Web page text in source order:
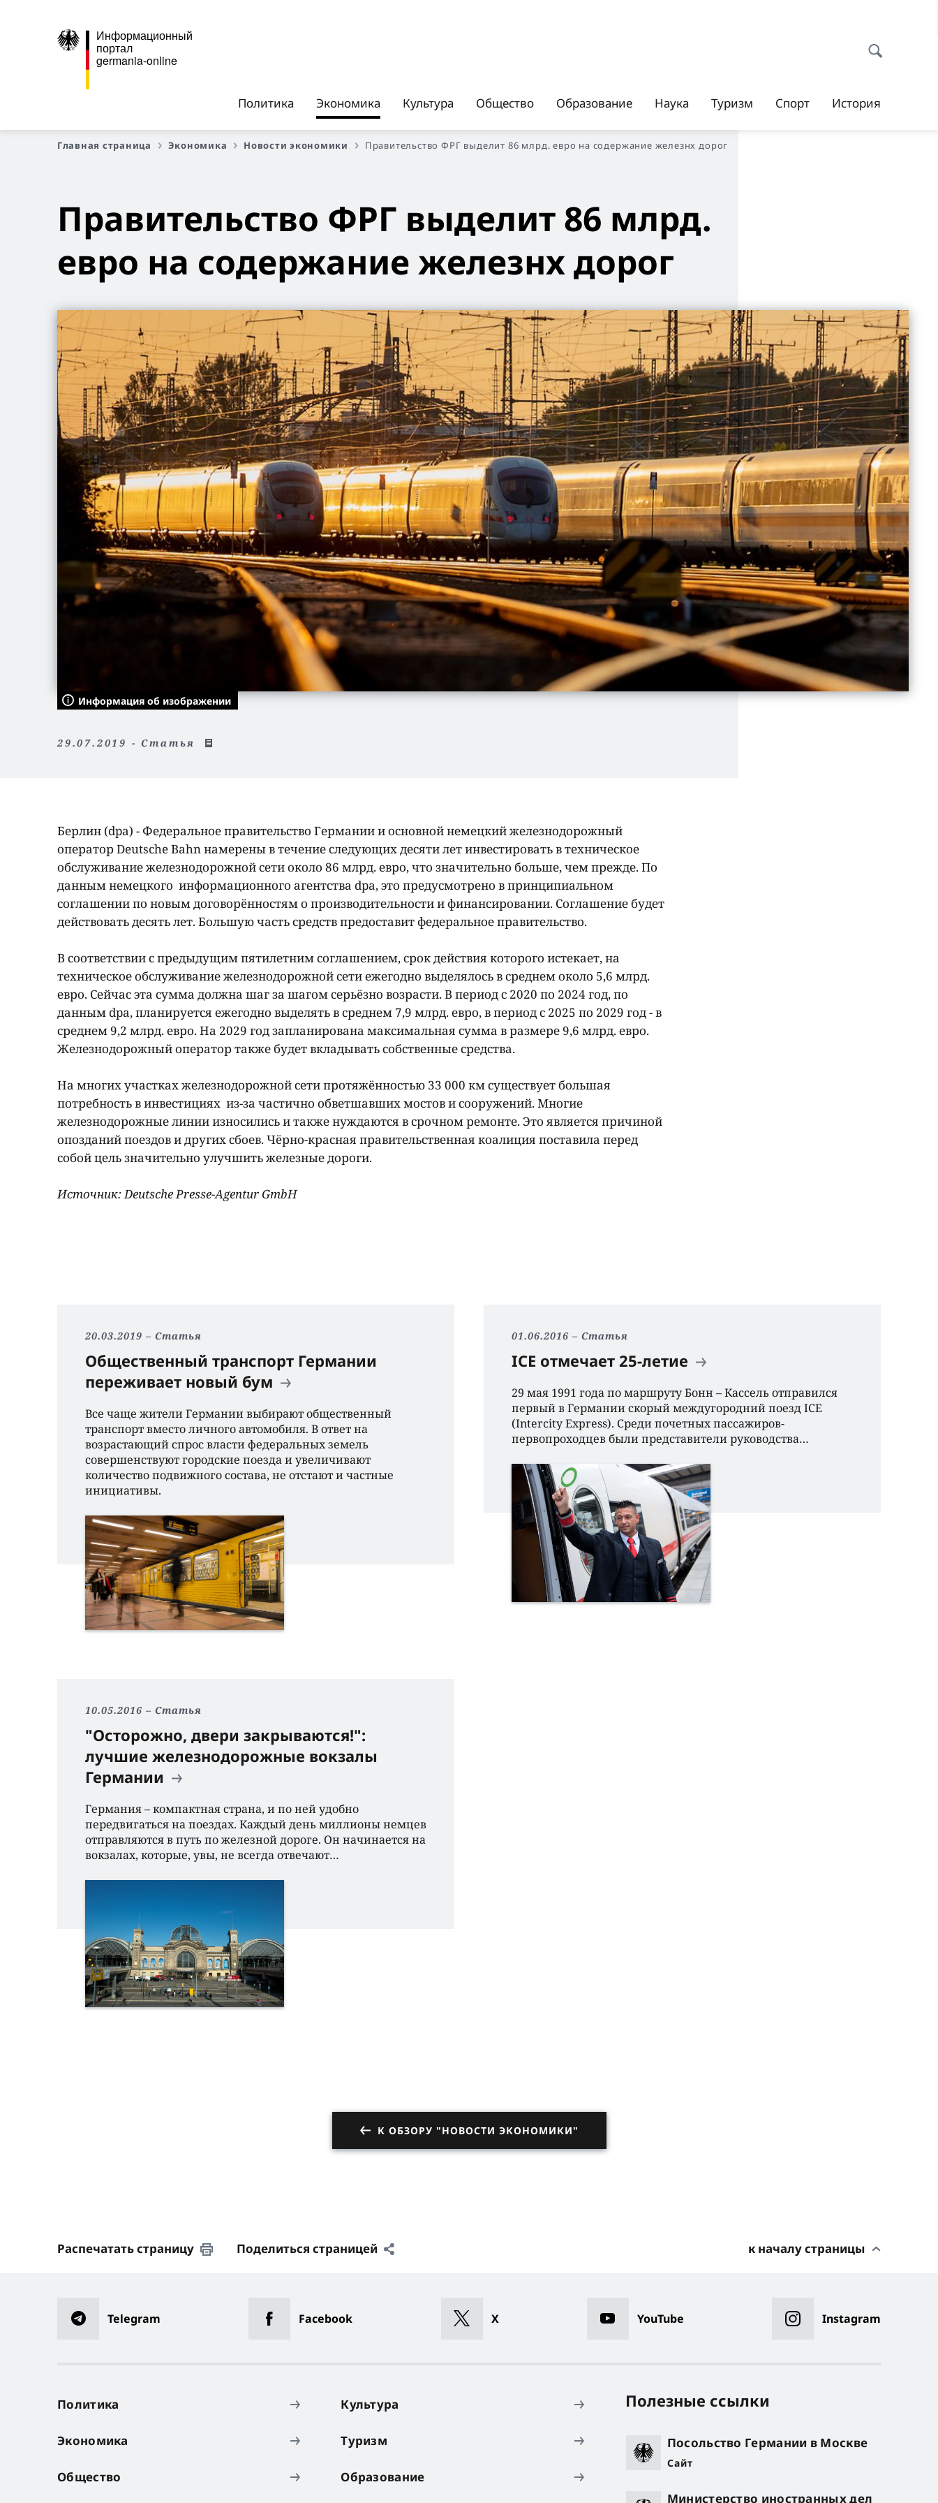
Информационный
портал
germania-online
Политика Экономика Культура Общество Образование Наука Туризм Спорт История
Главная страница Экономика Новости экономики Правительство ФРГ выделит 86 млрд. евро на содержание железнх дорог
Правительство ФРГ выделит 86 млрд.
евро на содержание железнх дорог
Информация об изображении
29.07.2019 - Статья
Берлин (dpa) - Федеральное правительство Германии и основной немецкий железнодорожный
оператор Deutsche Bahn намерены в течение следующих десяти лет инвестировать в техническое
обслуживание железнодорожной сети около 86 млрд. евро, что значительно больше, чем прежде. По
данным немецкого информационного агентства dpa, это предусмотрено в принципиальном
соглашении по новым договорëнностям о производительности и финансировании. Соглашение будет
действовать десять лет. Большую часть средств предоставит федеральное правительство.
В соответствии с предыдущим пятилетним соглашением, срок действия которого истекает, на
техническое обслуживание железнодорожной сети ежегодно выделялось в среднем около 5,6 млрд.
евро. Сейчас эта сумма должна шаг за шагом серьëзно возрасти. В период с 2020 по 2024 год, по
данным dpa, планируется ежегодно выделять в среднем 7,9 млрд. евро, в период с 2025 по 2029 год - в
среднем 9,2 млрд. евро. На 2029 год запланирована максимальная сумма в размере 9,6 млрд. евро.
Железнодорожный оператор также будет вкладывать собственные средства.
На многих участках железнодорожной сети протяжëнностью 33 000 км существует большая
потребность в инвестициях из-за частично обветшавших мостов и сооружений. Многие
железнодорожные линии износились и также нуждаются в срочном ремонте. Это является причиной
опозданий поездов и других сбоев. Чëрно-красная правительственная коалиция поставила перед
собой цель значительно улучшить железные дороги.
Источник: Deutsche Presse-Agentur GmbH
20.03.2019 Статья
Общественный транспорт Германии
переживает новый бум
Все чаще жители Германии выбирают общественный
транспорт вместо личного автомобиля. В ответ на
возрастающий спрос власти федеральных земель
совершенствуют городские поезда и увеличивают
количество подвижного состава, не отстают и частные
инициативы.
01.06.2016 Статья
ICE отмечает 25-летие
29 мая 1991 года по маршруту Бонн – Кассель отправился
первый в Германии скорый междугородний поезд ICE
(Intercity Express). Среди почетных пассажиров-
первопроходцев были представители руководства…
10.05.2016 Статья
"Осторожно, двери закрываются!":
лучшие железнодорожные вокзалы
Германии
Германия – компактная страна, и по ней удобно
передвигаться на поездах. Каждый день миллионы немцев
отправляются в путь по железной дороге. Он начинается на
вокзалах, которые, увы, не всегда отвечают…
К ОБЗОРУ "НОВОСТИ ЭКОНОМИКИ"
Распечатать страницу Поделиться страницей к началу страницы
Telegram Facebook X YouTube Instagram
Политика
Экономика
Общество
Культура
Туризм
Образование
Полезные ссылки
Посольство Германии в Москве
Сайт
Министерство иностранных дел